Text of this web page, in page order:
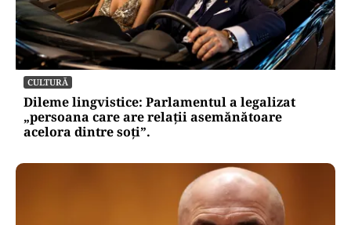
CULTURĂ
Dileme lingvistice: Parlamentul a legalizat
„persoana care are relații asemănătoare
acelora dintre soți”.